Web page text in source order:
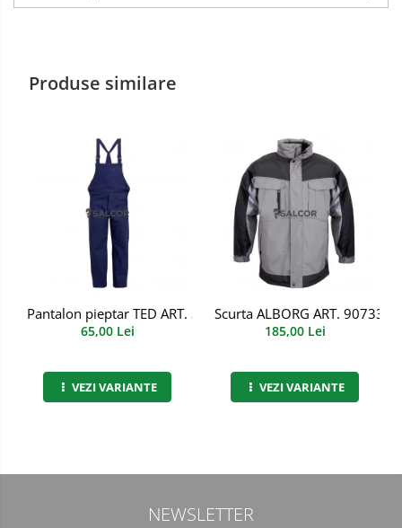
Sepci
Viziere de protectie
Produse similare
Pantalon pieptar TED ART. 3B72
65,00 Lei
VEZI VARIANTE
Scurta ALBORG ART. 90733
185,00 Lei
VEZI VARIANTE
NEWSLETTER